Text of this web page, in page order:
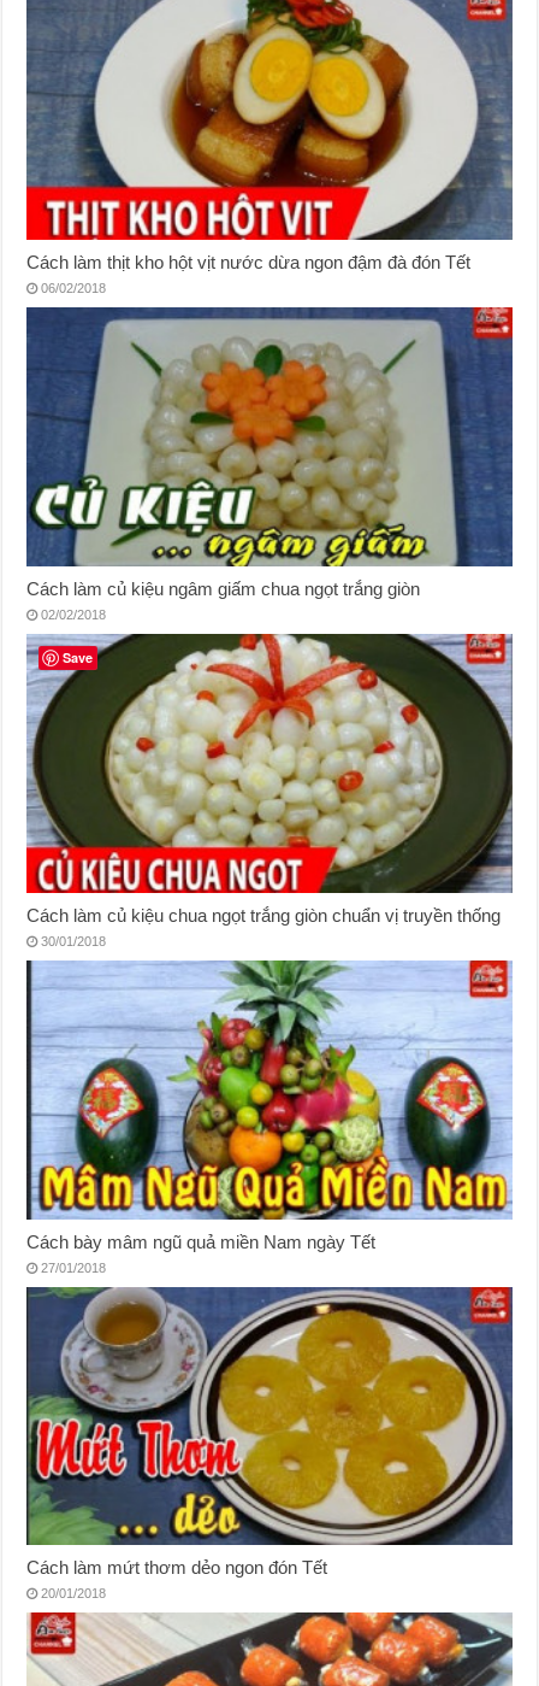
Cách làm thịt kho hột vịt nước dừa ngon đậm đà đón Tết
06/02/2018
Cách làm củ kiệu ngâm giấm chua ngọt trắng giòn
02/02/2018
Cách làm củ kiệu chua ngọt trắng giòn chuẩn vị truyền thống
30/01/2018
Cách bày mâm ngũ quả miền Nam ngày Tết
27/01/2018
Cách làm mứt thơm dẻo ngon đón Tết
20/01/2018
Save